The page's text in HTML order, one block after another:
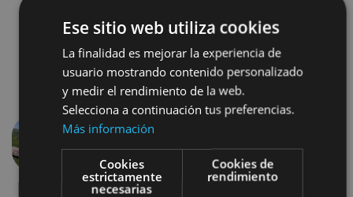
Aurrekoa
Ese sitio web utiliza cookies
La finalidad es mejorar la experiencia de
usuario mostrando contenido personalizado
y medir el rendimiento de la web.
Selecciona a continuación tus preferencias.
Más información
Cookies
estrictamente
necesarias
Cookies de
rendimiento